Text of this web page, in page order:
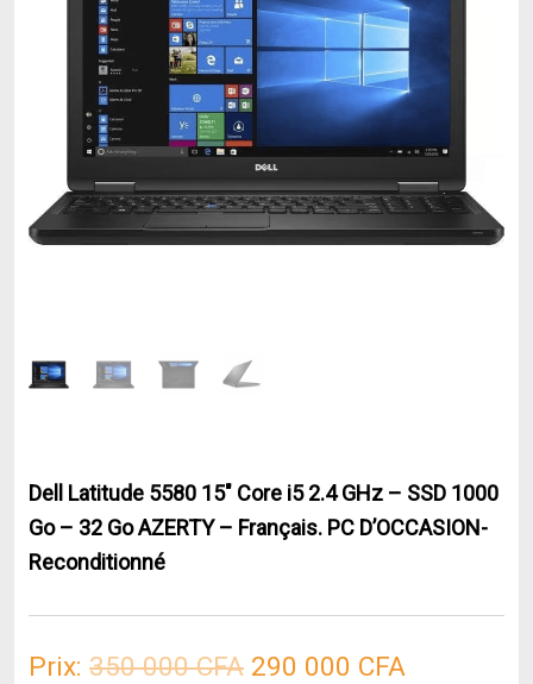
Dell Latitude 5580 15″ Core i5 2.4 GHz – SSD 1000
Go – 32 Go AZERTY – Français. PC D’OCCASION-
Reconditionné
Prix: 350 000CFA Le
290 000 CFA